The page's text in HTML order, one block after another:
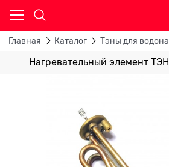
Главная Каталог Тэны для
Нагревательный элемент